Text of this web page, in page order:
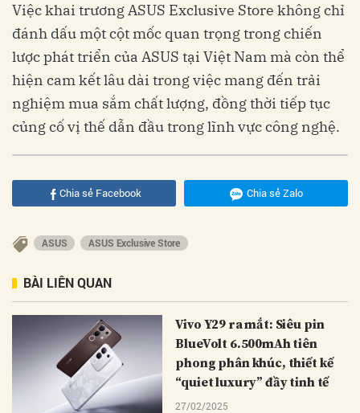
Việc khai trương ASUS Exclusive Store không chỉ
đánh dấu một cột mốc quan trọng trong chiến
lược phát triển của ASUS tại Việt Nam mà còn thể
hiện cam kết lâu dài trong việc mang đến trải
nghiệm mua sắm chất lượng, đồng thời tiếp tục
củng cố vị thế dẫn đầu trong lĩnh vực công nghệ.
Chia sẻ Facebook Chia sẻ Zalo
ASUS ASUS Exclusive Store
BÀI LIÊN QUAN
Vivo Y29 ra mắt: Siêu pin
BlueVolt 6.500mAh tiên
phong phân khúc, thiết kế
“quiet luxury” đầy tinh tế
27/02/2025